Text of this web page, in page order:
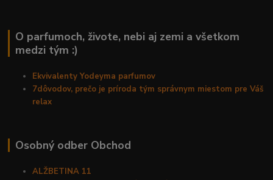
O parfumoch, živote, nebi aj zemi a všetkom
medzi tým :)
Ekvivalenty Yodeyma parfumov
7dôvodov, prečo je príroda tým správnym miestom pre Váš
relax
Osobný odber Obchod
ALŽBETINA 11